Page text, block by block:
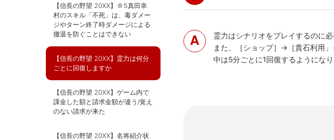
【信長の野望 20XX】☆5真田幸
村のスキル「不死」は、毒ダメー
ジやターン終了時ダメージによる
撤退を防ぐことはできない
【信長の野望 20XX】霊力は何分
ごとに回復しますか
【信長の野望 20XX】ゲーム内で
課金した額と請求金額が違う/覚え
のない請求が来た
【信長の野望 20XX】名将紹介状
霊力はシナリオをプレイするのに
また、［ショップ］→［貴石利用
中は5分ごとに1回復するようになり